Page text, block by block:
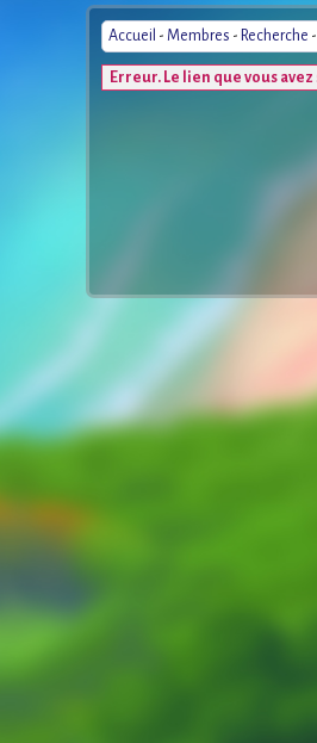
Accueil - Membres - Recherche -
Erreur. Le lien que vous